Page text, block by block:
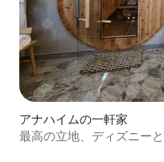
アナハイムの一軒家
最高の立地、ディズニー